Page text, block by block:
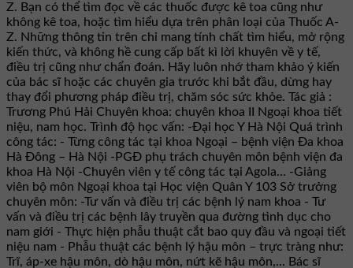
Z. Bạn có thể tìm đọc về các thuốc được kê toa cũng như
không kê toa, hoặc tìm hiểu dựa trên phân loại của Thuốc A-
Z. Những thông tin trên chỉ mang tính chất tìm hiểu, mở rộng
kiến thức, và không hề cung cấp bất kì lời khuyên về y tế,
điều trị cũng như chẩn đoán. Hãy luôn nhớ tham khảo ý kiến
của bác sĩ hoặc các chuyên gia trước khi bắt đầu, dừng hay
thay đổi phương pháp điều trị, chăm sóc sức khỏe. Tác giả :
Trương Phú Hải Chuyên khoa: chuyên khoa II Ngoại khoa tiết
niệu, nam học. Trình độ học vấn: -Đại học Y Hà Nội Quá trình
công tác: - Từng công tác tại khoa Ngoại – bệnh viện Đa khoa
Hà Đông – Hà Nội -PGĐ phụ trách chuyên môn bệnh viện đa
khoa Hà Nội -Chuyên viên y tế công tác tại Agola... -Giảng
viên bộ môn Ngoại khoa tại Học viện Quân Y 103 Sở trưởng
chuyên môn: -Tư vấn và điều trị các bệnh lý nam khoa - Tư
vấn và điều trị các bệnh lây truyền qua đường tình dục cho
nam giới - Thực hiện phẫu thuật cắt bao quy đầu và ngoại tiết
niệu nam - Phẫu thuật các bệnh lý hậu môn – trực tràng như:
Trĩ, áp-xe hậu môn, dò hậu môn, nứt kẽ hậu môn,... Bác sĩ